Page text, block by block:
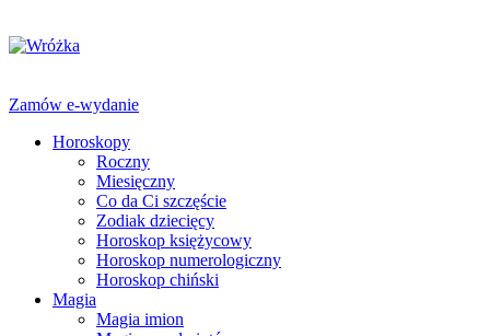
Zamów e-wydanie
Horoskopy
Roczny
Miesięczny
Co da Ci szczęście
Zodiak dziecięcy
Horoskop księżycowy
Horoskop numerologiczny
Horoskop chiński
Magia
Magia imion